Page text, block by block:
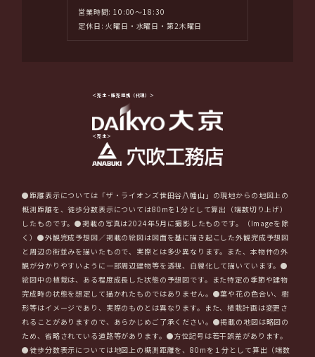
営業時間: 10:00～18:30
定休日: 火曜日・水曜日・第2木曜日
＜売主・販売提携（代理）＞
＜売主＞
●距離表示については「ザ・ライオンズ世田谷八幡山」の現地からの地図上の
概測距離を、徒歩分数表示については80mを1分として算出（端数切り上げ）
したものです。●掲載の写真は2024年5月に撮影したものです。（Imageを除
く）●外観完成予想図／掲載の絵図は図面を基に描き起こした外観完成予想図
と周辺の街並みを描いたもので、実際とは多少異なります。また、本物件の外
観が分かりやすいように一部周辺建物等を透視、白線化して描いています。●
絵図中の植栽は、ある程度成長した状態の予想図です。また特定の季節や建物
完成時の状態を想定して描かれたものではありません。●葉や花の色合い、樹
形等はイメージであり、実際のものとは異なります。また、植栽計画は変更さ
れることがありますので、あらかじめご了承ください。●掲載の地図は略図の
ため、省略されている道路等があります。●方位記号は若干誤差があります。
●徒歩分数表示については地図上の概測距離を、80mを１分として算出（端数